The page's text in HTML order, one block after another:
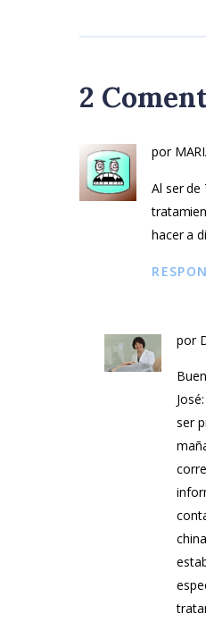
2
por
Al ser de
hacer a
por
ser